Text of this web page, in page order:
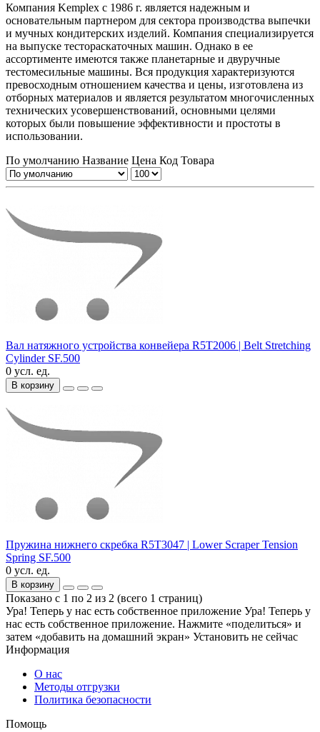
Компания Kemplex с 1986 г. является надежным и
основательным партнером для сектора производства выпечки
и мучных кондитерских изделий. Компания специализируется
на выпуске тестораскаточных машин. Однако в ее
ассортименте имеются также планетарные и двуручные
тестомесильные машины. Вся продукция характеризуются
превосходным отношением качества и цены, изготовлена из
отборных материалов и является результатом многочисленных
технических усовершенствований, основными целями
которых были повышение эффективности и простоты в
использовании.
По умолчанию Название Цена Код Товара
Вал натяжного устройства конвейера R5T2006 | Belt Stretching
Cylinder SF.500
0 усл. ед.
В корзину
Пружина нижнего скребка R5T3047 | Lower Scraper Tension
Spring SF.500
0 усл. ед.
В корзину
Показано с 1 по 2 из 2 (всего 1 страниц)
Ура! Теперь у нас есть собственное приложение Ура! Теперь у
нас есть собственное приложение. Нажмите «поделиться» и
затем «добавить на домашний экран» Установить не сейчас
Информация
О нас
Методы отгрузки
Политика безопасности
Помощь